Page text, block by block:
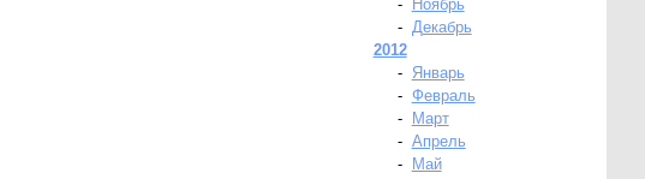
-
Ноябрь
- Декабрь
2012
-
Январь
- Февраль
-
Март
- Апрель
-
Май